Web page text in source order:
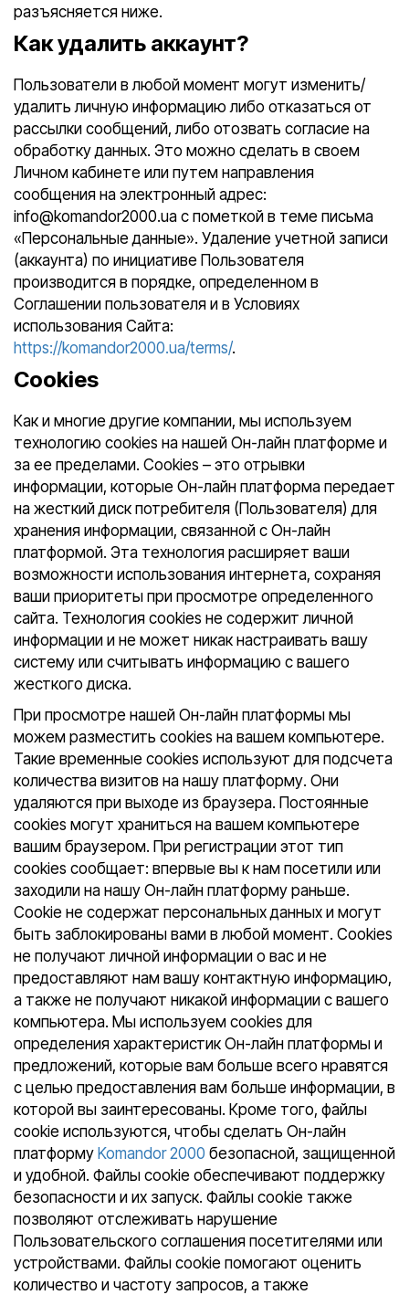
разъясняется ниже.
Как удалить аккаунт?
Пользователи в любой момент могут изменить/
удалить личную информацию либо отказаться от
рассылки сообщений, либо отозвать согласие на
обработку данных. Это можно сделать в своем
Личном кабинете или путем направления
сообщения на электронный адрес:
info@komandor2000.ua с пометкой в теме письма
«Персональные данные». Удаление учетной записи
(аккаунта) по инициативе Пользователя
производится в порядке, определенном в
Соглашении пользователя и в Условиях
использования Сайта:
https://komandor2000.ua/terms/.
Cookies
Как и многие другие компании, мы используем
технологию cookies на нашей Он-лайн платформе и
за ее пределами. Cookies – это отрывки
информации, которые Он-лайн платформа передает
на жесткий диск потребителя (Пользователя) для
хранения информации, связанной с Он-лайн
платформой. Эта технология расширяет ваши
возможности использования интернета, сохраняя
ваши приоритеты при просмотре определенного
сайта. Технология cookies не содержит личной
информации и не может никак настраивать вашу
систему или считывать информацию с вашего
жесткого диска.
При просмотре нашей Он-лайн платформы мы
можем разместить cookies на вашем компьютере.
Такие временные cookies используют для подсчета
количества визитов на нашу платформу. Они
удаляются при выходе из браузера. Постоянные
cookies могут храниться на вашем компьютере
вашим браузером. При регистрации этот тип
cookies сообщает: впервые вы к нам посетили или
заходили на нашу Он-лайн платформу раньше.
Cookie не содержат персональных данных и могут
быть заблокированы вами в любой момент. Сookies
не получают личной информации о вас и не
предоставляют нам вашу контактную информацию,
а также не получают никакой информации с вашего
компьютера. Мы используем cookies для
определения характеристик Он-лайн платформы и
предложений, которые вам больше всего нравятся
с целью предоставления вам больше информации, в
которой вы заинтересованы. Кроме того, файлы
cookie используются, чтобы сделать Он-лайн
платформу Komandor 2000 безопасной, защищенной
и удобной. Файлы cookie обеспечивают поддержку
безопасности и их запуск. Файлы cookie также
позволяют отслеживать нарушение
Пользовательского соглашения посетителями или
устройствами. Файлы cookie помогают оценить
количество и частоту запросов, а также